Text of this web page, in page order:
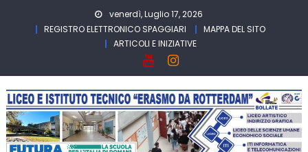
venerdì, Luglio 17, 2026
REGISTRO ELETTRONICO SPAGGIARI
MAPPA DEL SITO
ARTICOLI E INIZIATIVE